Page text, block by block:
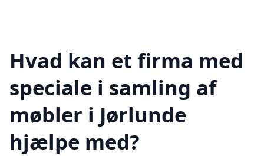
Hvad kan et firma med
speciale i samling af
møbler i Jørlunde
hjælpe med?